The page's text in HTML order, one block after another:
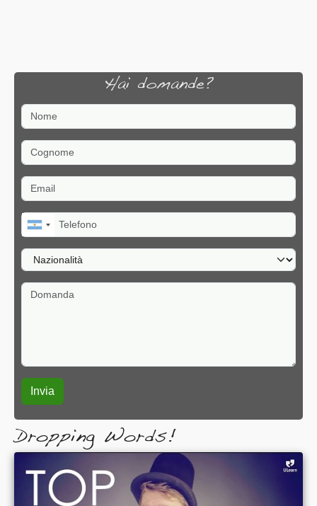
Hai domande?
Nome
Cognome
Email
Telefono
Nazionalità
Domanda
Dropping Words!